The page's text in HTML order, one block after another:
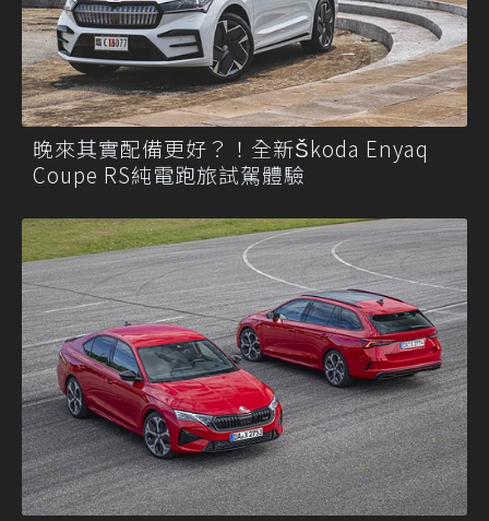
晚來其實配備更好？！全新Škoda Enyaq
Coupe RS純電跑旅試駕體驗